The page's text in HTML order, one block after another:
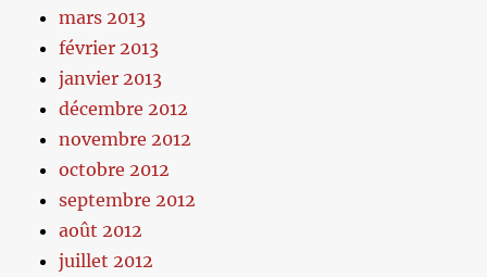
mars 2013
février 2013
janvier 2013
décembre 2012
novembre 2012
octobre 2012
septembre 2012
août 2012
juillet 2012